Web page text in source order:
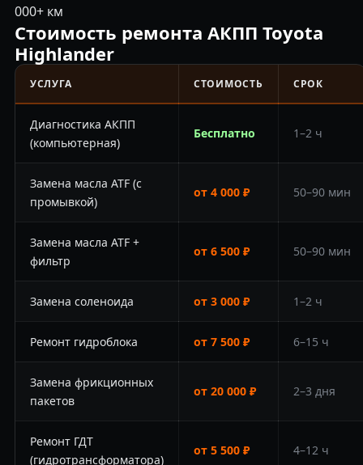
000+ км
Стоимость ремонта АКПП Toyota
Highlander
УСЛУГА СТОИМОСТЬ СРОК
Диагностика АКПП
(компьютерная)
Бесплатно 1–2 ч
Замена масла ATF (с
промывкой)
от 4 000 ₽ 50–90 мин
Замена масла ATF +
фильтр
от 6 500 ₽ 50–90 мин
Замена соленоида от 3 000 ₽ 1–2 ч
Ремонт гидроблока от 7 500 ₽ 6–15 ч
Замена фрикционных
пакетов
от 20 000 ₽ 2–3 дня
Ремонт ГДТ
(гидротрансформатора)
от 5 500 ₽ 4–12 ч